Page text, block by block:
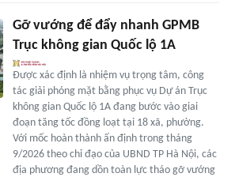
Gỡ vướng để đẩy nhanh GPMB
Trục không gian Quốc lộ 1A
Được xác định là nhiệm vụ trọng tâm, công
tác giải phóng mặt bằng phục vụ Dự án Trục
không gian Quốc lộ 1A đang bước vào giai
đoạn tăng tốc đồng loạt tại 18 xã, phường.
Với mốc hoàn thành ấn định trong tháng
9/2026 theo chỉ đạo của UBND TP Hà Nội, các
địa phương đang dồn toàn lực tháo gỡ vướng